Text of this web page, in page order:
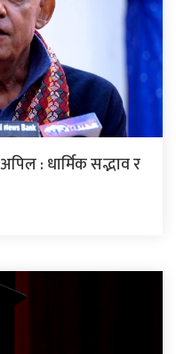
: धार्मिक सद्भाव र